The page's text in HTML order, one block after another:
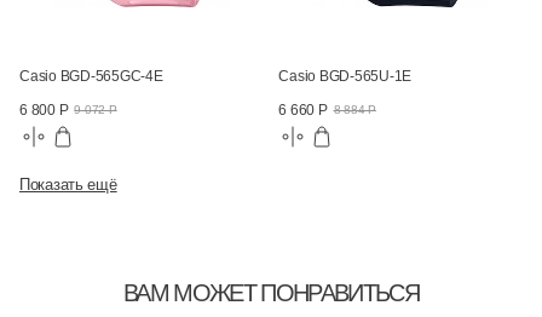
Casio BGD-565GC-4E
6 800 Р 9 072 Р
Casio BGD-565U-1E
6 660 Р 8 884 Р
Показать ещё
ВАМ МОЖЕТ ПОНРАВИТЬСЯ